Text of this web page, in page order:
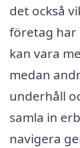
det också
företag har
kan vara
medan
underhåll
samla in
navigera